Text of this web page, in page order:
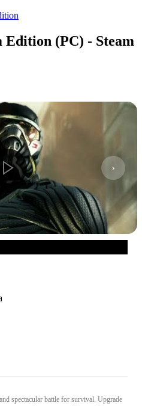
(PC) - Steam
spectacular battle for survival. Upgrade